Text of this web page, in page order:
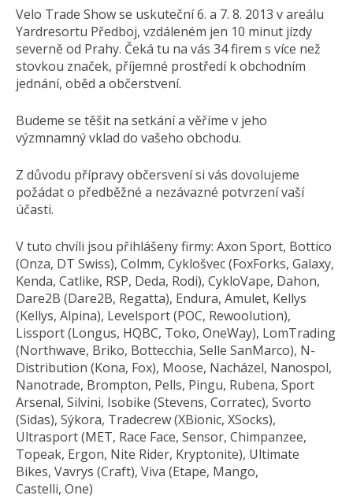
Velo Trade Show se uskuteční 6. a 7. 8. 2013 v areálu
Yardresortu Předboj, vzdáleném jen 10 minut jízdy
severně od Prahy. Čeká tu na vás 34 firem s více než
stovkou značek, příjemné prostředí k obchodním
jednání, oběd a občerstvení.
Budeme se těšit na setkání a věříme v jeho
výzmnamný vklad do vašeho obchodu.
Z důvodu přípravy občersvení si vás dovolujeme
požádat o předběžné a nezávazné potvrzení vaší
účasti.
V tuto chvíli jsou přihlášeny firmy: Axon Sport, Bottico
(Onza, DT Swiss), Colmm, Cyklošvec (FoxForks, Galaxy,
Kenda, Catlike, RSP, Deda, Rodi), CykloVape, Dahon,
Dare2B (Dare2B, Regatta), Endura, Amulet, Kellys
(Kellys, Alpina), Levelsport (POC, Rewoolution),
Lissport (Longus, HQBC, Toko, OneWay), LomTrading
(Northwave, Briko, Bottecchia, Selle SanMarco), N-
Distribution (Kona, Fox), Moose, Nacházel, Nanospol,
Nanotrade, Brompton, Pells, Pingu, Rubena, Sport
Arsenal, Silvini, Isobike (Stevens, Corratec), Svorto
(Sidas), Sýkora, Tradecrew (XBionic, XSocks),
Ultrasport (MET, Race Face, Sensor, Chimpanzee,
Topeak, Ergon, Nite Rider, Kryptonite), Ultimate
Bikes, Vavrys (Craft), Viva (Etape, Mango,
Castelli, One)